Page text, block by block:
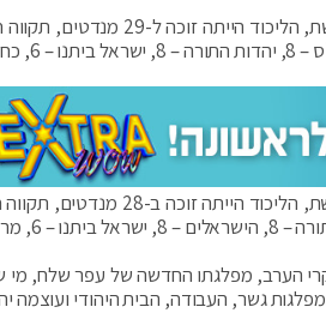
גשר, העבודה, הבית היהודי ועוצמה